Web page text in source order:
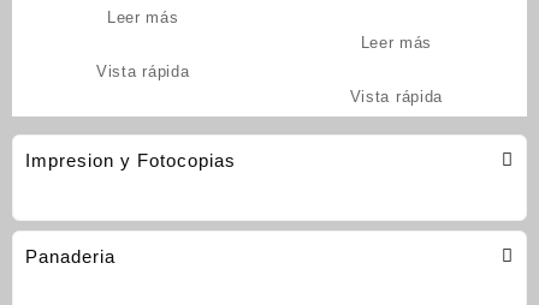
Impresion y Fotocopias
Panaderia
Leer más
Vista rápida
Leer más
Vista rápida